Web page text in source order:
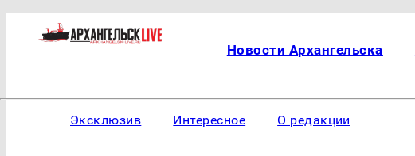
Новости Архангельска
Эксклюзив Интересное О редакции